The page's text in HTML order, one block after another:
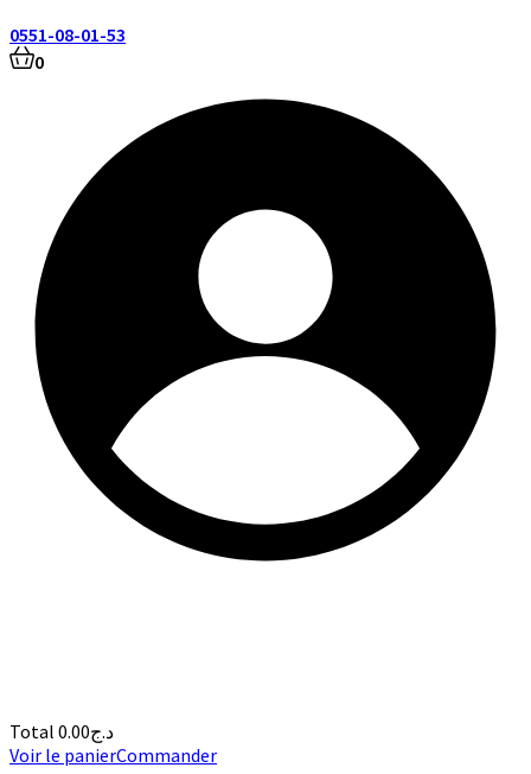
0551-08-01-53
0
Total د.ج0.00
Voir le panierCommander